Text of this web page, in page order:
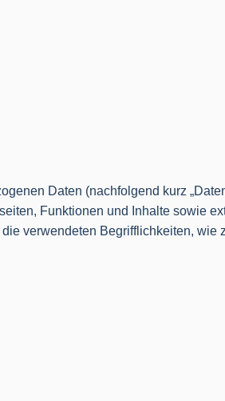
Daten (nachfolgend kurz
Funktionen und Inhalte sowie
verwendeten Begrifflichkeiten, wie